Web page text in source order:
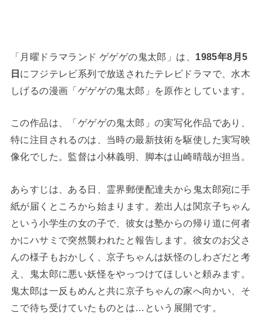
「月曜ドラマランド ゲゲゲの鬼太郎」は、 1985年8月5
日にフジテレビ系列で放送されたテレビドラマで、水木
しげるの漫画「ゲゲゲの鬼太郎」を原作としています。
この作品は、「ゲゲゲの鬼太郎」の実写化作品であり、
特に注目されるのは、当時の最新技術を駆使した実写映
像化でした。監督は小林義明、脚本は山崎晴哉が担当。
あらすじは、ある日、霊界郵便配達夫から鬼太郎宛に手
紙が届くところから始まります。差出人は関京子ちゃん
という小学生の女の子で、彼女は塾からの帰り道に何者
かにハサミで突然襲われたと報告します。彼女のお父さ
んの様子もおかしく、京子ちゃんは妖怪のしわざだと考
え、鬼太郎に悪い妖怪をやっつけてほしいと頼みます。
鬼太郎は一反もめんと共に京子ちゃんの家へ向かい、そ
こで待ち受けていたものとは…という展開です。